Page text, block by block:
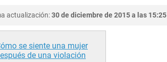
actualización:30 de diciembre de 2015 a las 15:25
se siente una mujer
de una violación